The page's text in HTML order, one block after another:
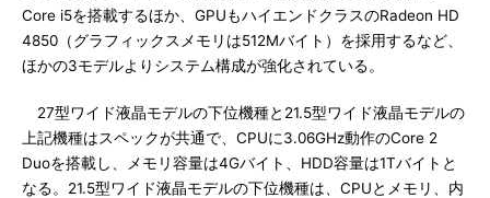
Core i5を搭載するほか、GPUもハイエンドクラスのRadeon HD
4850（グラフィックスメモリは512Mバイト）を採用するなど、
ほかの3モデルよりシステム構成が強化されている。
27型ワイド液晶モデルの下位機種と21.5型ワイド液晶モデルの
上記機種はスペックが共通で、CPUに3.06GHz動作のCore 2
Duoを搭載し、メモリ容量は4Gバイト、HDD容量は1Tバイトと
なる。21.5型ワイド液晶モデルの下位機種は、CPUとメモリ、内